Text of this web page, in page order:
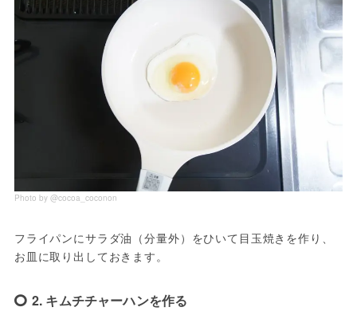
Photo by @cocoa_coconon
フライパンにサラダ油（分量外）をひいて目玉焼きを作り、
お皿に取り出しておきます。
2. キムチチャーハンを作る